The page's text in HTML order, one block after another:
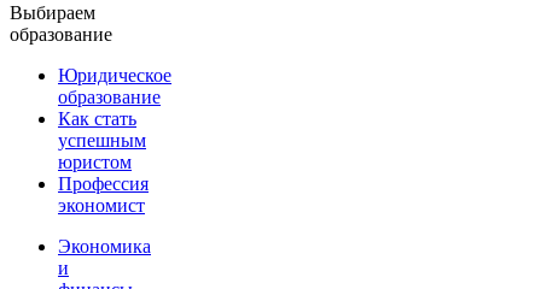
Выбираем
образование
Юридическое
образование
Как стать
успешным
юристом
Профессия
экономист
Экономика
и